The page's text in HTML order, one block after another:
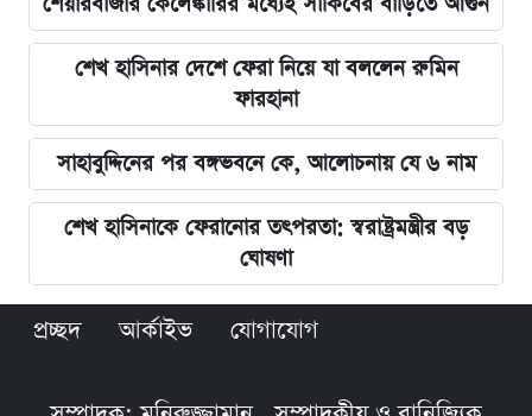
শেখ হাসিনার দেশে ফেরা নিয়ে যা বললেন রুমিন
ফারহানা
সাহাবুদ্দিনের পর বঙ্গভবনে কে, আলোচনায় যে ৬ নাম
শেখ হাসিনাকে ফেরানোর তৎপরতা: স্বরাষ্ট্রমন্ত্রীর বড়
ঘোষণা
প্রচ্ছদ আর্কাইভ যোগাযোগ